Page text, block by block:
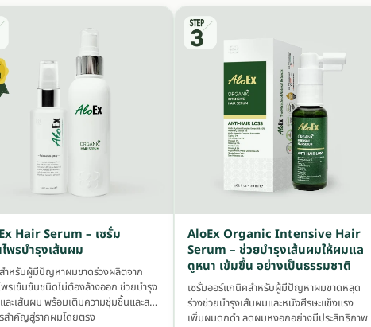
Hair Serum – เซรั่ม
พรบำรุงเส้นผม
ำหรับผู้มีปัญหาผมขาดร่วงผลิตจาก
รเข้มข้นชนิดไม่ต้องล้างออก ช่วยบำรุง
ละเส้นผม พร้อมเติมความชุ่มชื้นและสาร
สำคัญสู่รากผมโดยตรง
AloEx Organic Intensive Hair
Serum – ช่วยบำรุงเส้นผมให้ผมแล
ดูหนา เข้มขึ้น อย่างเป็นธรรมชาติ
เซรั่มออร์แกนิคสำหรับผู้มีปัญหาผมขาดหลุด
ร่วงช่วยบำรุงเส้นผมและหนังศีรษะแข็งแรง
เพิ่มผมดกดำ ลดผมหงอกอย่างมีประสิทธิภาพ